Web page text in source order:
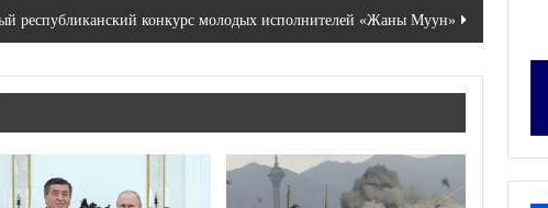
республиканский конкурс молодых исполнителей «Жаны Муун»